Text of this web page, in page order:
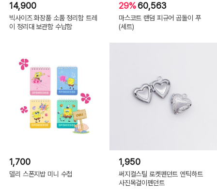
14,900
빅사이즈 화장품 소품 정리함 트레
이 정리대 보관함 수납함
29%60,563
마스코트 랜덤 피규어 곰돌이 푸
(세트)
1,700
델리 스폰지밥 미니 수첩
1,950
써지컬스틸 로켓펜던트 엔틱하트
사진목걸이펜던트